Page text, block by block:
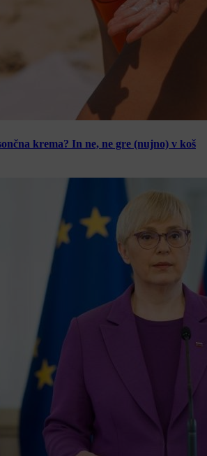
krema? In ne, ne gre (nujno) v koš